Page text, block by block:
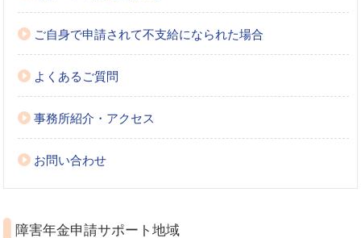
ご自身で申請されて不支給になられた場合
よくあるご質問
事務所紹介・アクセス
お問い合わせ
障害年金申請サポート地域